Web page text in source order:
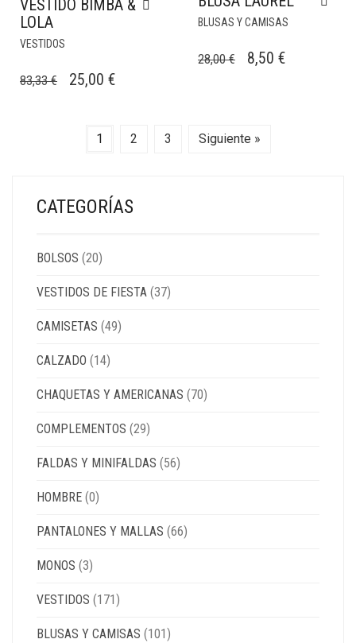
VESTIDO BIMBA &
LOLA
VESTIDOS
83,33€
EL
25,00 €EL
ES:
BLUSAS Y CAMISAS
28,00€
EL
28,00 €.
8,50 €EL
1 2 3 Siguiente »
CATEGORÍAS
BOLSOS (20)
VESTIDOS DE FIESTA (37)
CAMISETAS (49)
CALZADO (14)
CHAQUETAS Y AMERICANAS (70)
COMPLEMENTOS (29)
FALDAS Y MINIFALDAS (56)
HOMBRE (0)
PANTALONES Y MALLAS (66)
MONOS (3)
VESTIDOS (171)
BLUSAS Y CAMISAS (101)